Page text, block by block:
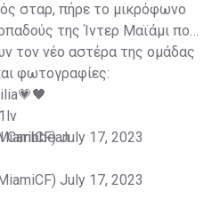
σταρ, πήρε το μικρόφωνο
της Ίντερ Μαϊάμι που
τον νέο αστέρα της ομάδας
φωτογραφίες:
July 17, 2023
Caribbean
July 17, 2023